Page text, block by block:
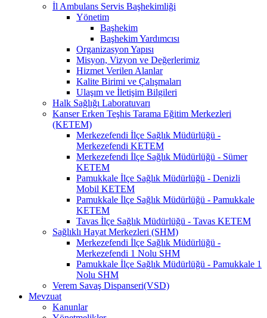
İl Ambulans Servis Başhekimliği
Yönetim
Başhekim
Başhekim Yardımcısı
Organizasyon Yapısı
Misyon, Vizyon ve Değerlerimiz
Hizmet Verilen Alanlar
Kalite Birimi ve Çalışmaları
Ulaşım ve İletişim Bilgileri
Halk Sağlığı Laboratuvarı
Kanser Erken Teşhis Tarama Eğitim Merkezleri
(KETEM)
Merkezefendi İlçe Sağlık Müdürlüğü -
Merkezefendi KETEM
Merkezefendi İlçe Sağlık Müdürlüğü - Sümer
KETEM
Pamukkale İlçe Sağlık Müdürlüğü - Denizli
Mobil KETEM
Pamukkale İlçe Sağlık Müdürlüğü - Pamukkale
KETEM
Tavas İlçe Sağlık Müdürlüğü - Tavas KETEM
Sağlıklı Hayat Merkezleri (SHM)
Merkezefendi İlçe Sağlık Müdürlüğü -
Merkezefendi 1 Nolu SHM
Pamukkale İlçe Sağlık Müdürlüğü - Pamukkale 1
Nolu SHM
Verem Savaş Dispanseri(VSD)
Mevzuat
Kanunlar